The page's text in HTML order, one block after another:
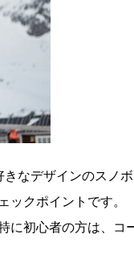
なデザインのスノ
クポイントです。
に初心者の方は、